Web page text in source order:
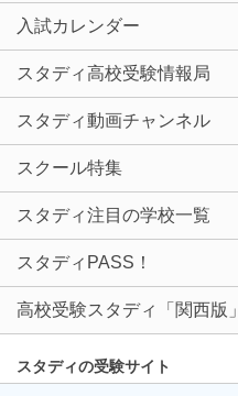
入試カレンダー
スタディ高校受験情報局
スタディ動画チャンネル
スクール特集
スタディ注目の学校一覧
スタディPASS！
高校受験スタディ「関西版」
スタディの受験サイト